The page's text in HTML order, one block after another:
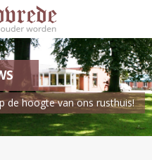
de hoogte van ons rusthuis!